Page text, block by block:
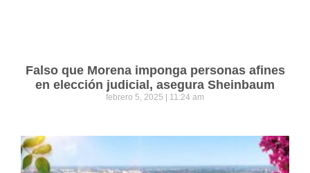
Falso que Morena imponga personas afines
en elección judicial, asegura Sheinbaum
febrero 5, 2025 11:24 am